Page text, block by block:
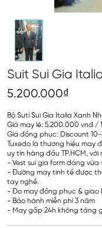
Suit Sui Gia
5.200.000₫
Bộ Suti Sui Gia Italia Xanh
Giá may lẻ: 5.200.000 vnđ /
Giá đồng phục: Discount
Tuxedo là thương hiệu may
uy tín hàng đầu TP.HCM,
- Vest sui gia form dáng
- Đường may tinh tế được
tay nghề.
- Đo may đồng phục & giao
- Bảo hành miễn phí 3 năm
- May gấp 24h không tăng